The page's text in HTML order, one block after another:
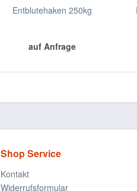
Entblutehaken 250kg
auf Anfrage
Shop Service
Kontakt
Widerrufsformular